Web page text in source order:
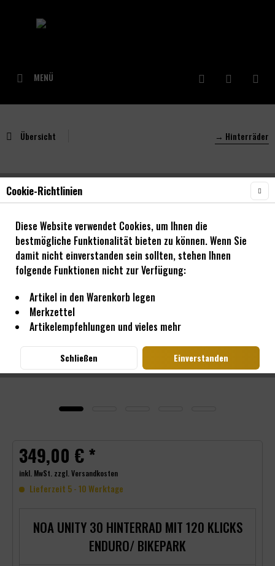
MENÜ
Übersicht → Hinterräder
NOA Unity 30 Hinterrad mit 120 klicks
Enduro/ Bikepark
349,00 € *
inkl. MwSt. zzgl. Versandkosten
Lieferzeit 5 - 10 Werktage
NOA UNITY 30 HINTERRAD MIT 120 KLICKS
ENDURO/ BIKEPARK
Cookie-Richtlinien
Diese Website verwendet Cookies, um Ihnen die
bestmögliche Funktionalität bieten zu können. Wenn Sie
damit nicht einverstanden sein sollten, stehen Ihnen
folgende Funktionen nicht zur Verfügung:
Artikel in den Warenkorb legen
Merkzettel
Artikelempfehlungen und vieles mehr
Einverstanden
Schließen